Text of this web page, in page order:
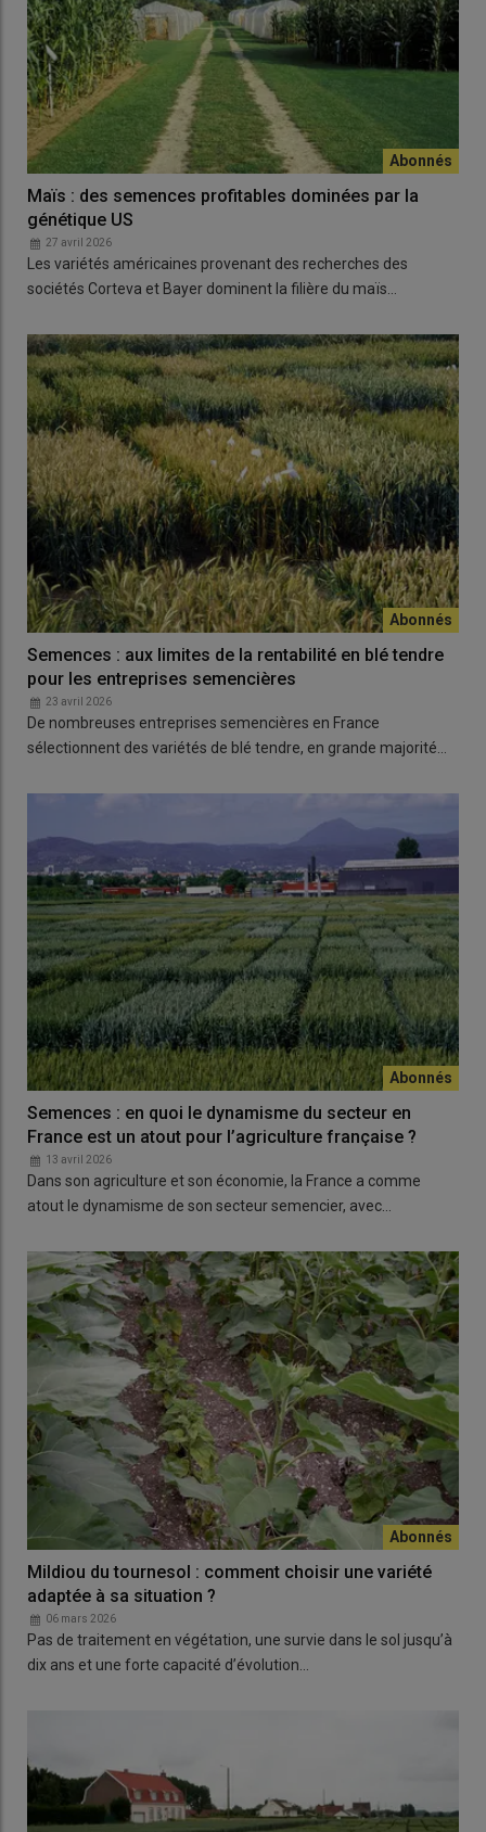
Maïs : des semences profitables dominées par la
génétique US
27 avril 2026
Les variétés américaines provenant des recherches des
sociétés Corteva et Bayer dominent la filière du maïs…
Semences : aux limites de la rentabilité en blé tendre
pour les entreprises semencières
23 avril 2026
De nombreuses entreprises semencières en France
sélectionnent des variétés de blé tendre, en grande majorité…
Semences : en quoi le dynamisme du secteur en
France est un atout pour l’agriculture française ?
13 avril 2026
Dans son agriculture et son économie, la France a comme
atout le dynamisme de son secteur semencier, avec…
Mildiou du tournesol : comment choisir une variété
adaptée à sa situation ?
06 mars 2026
Pas de traitement en végétation, une survie dans le sol jusqu’à
dix ans et une forte capacité d’évolution…